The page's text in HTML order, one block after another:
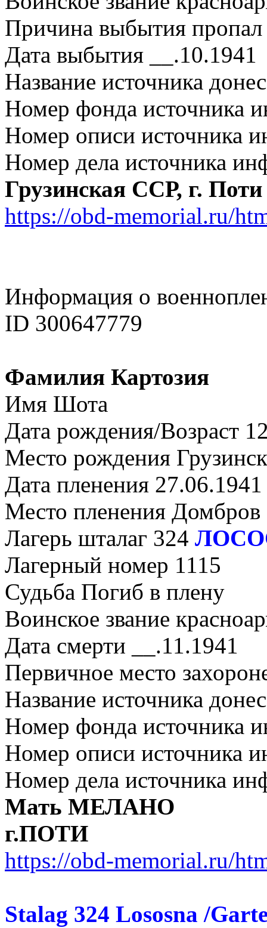
Причина выбытия пропал
Дата выбытия __.10.1941
Название источника
Номер фонда источника
Номер описи источника
Номер дела источника
Грузинская ССР, г.
https://obd-memorial.ru/
Информация о
ID 300647779
Фамилия Картозия
Имя Шота
Дата рождения/Возраст
Место рождения
Дата пленения 27.06.1941
Место пленения Домбров
Лагерь шталаг 324
Лагерный номер 1115
Судьба Погиб в плену
Воинское звание
Дата смерти __.11.1941
Первичное место
Название источника
Номер фонда источника
Номер описи источника
Номер дела источника
Мать МЕЛАНО
г.ПОТИ
https://obd-memorial.ru/
Stalag 324 Lososna /